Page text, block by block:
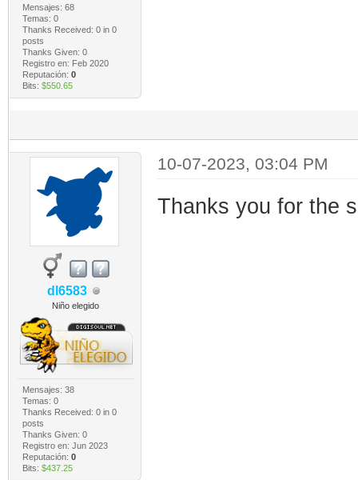
Mensajes: 68
Temas: 0
Thanks Received: 0in 0
posts
Thanks Given: 0
Registro en: Feb 2020
Reputación: 0
Bits: $550.65
dl6583
Niño elegido
Mensajes: 38
Temas: 0
Thanks Received: 0in 0
posts
Thanks Given: 0
Registro en: Jun 2023
Reputación: 0
Bits: $437.25
10-07-2023, 03:04 PM
Thanks you for the